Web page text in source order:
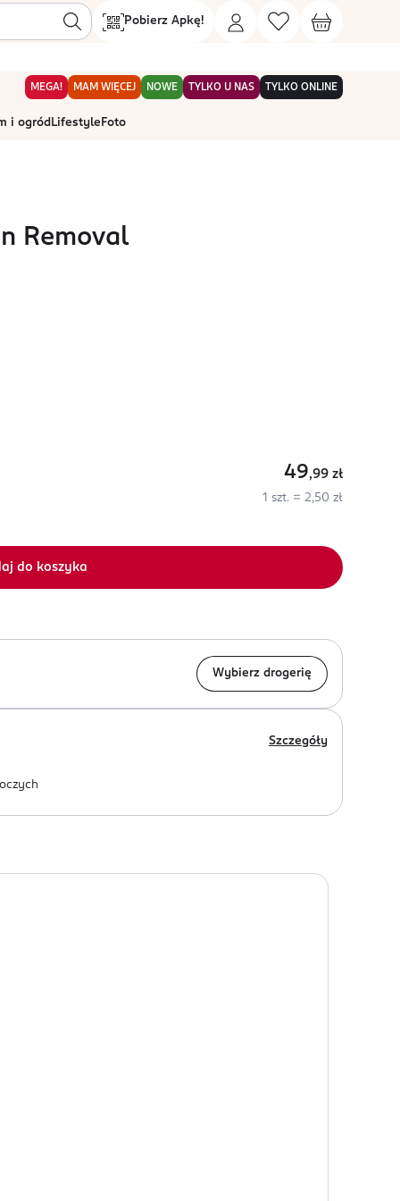
Pobierz Apkę!
MEGA! MAM WIĘCEJ NOWE TYLKO U NAS TYLKO ONLINE
i ogród Lifestyle Foto
Removal
49,99 zł
1 szt. = 2,50 zł
do koszyka
Wybierz drogerię
Szczegóły